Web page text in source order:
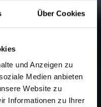
Über Cookies
und Anzeigen zu
Medien anbieten
Website zu
Informationen zu Ihrer